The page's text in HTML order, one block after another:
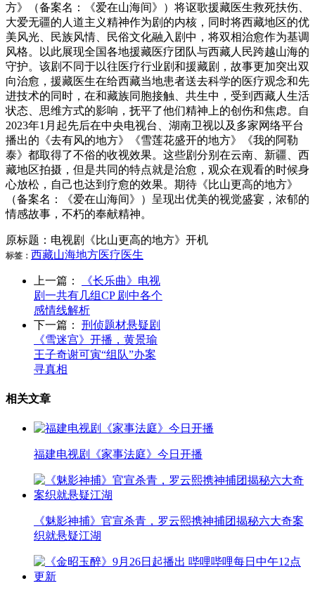
方》（备案名：《爱在山海间》）将讴歌援藏医生救死扶伤、
大爱无疆的人道主义精神作为剧的内核，同时将西藏地区的优
美风光、民族风情、民俗文化融入剧中，将双相治愈作为基调
风格。以此展现全国各地援藏医疗团队与西藏人民跨越山海的
守护。该剧不同于以往医疗行业剧和援藏剧，故事更加突出双
向治愈，援藏医生在给西藏当地患者送去科学的医疗观念和先
进技术的同时，在和藏族同胞接触、共生中，受到西藏人生活
状态、思维方式的影响，抚平了他们精神上的创伤和焦虑。自
2023年1月起先后在中央电视台、湖南卫视以及多家网络平台
播出的《去有风的地方》《雪莲花盛开的地方》《我的阿勒
泰》都取得了不俗的收视效果。这些剧分别在云南、新疆、西
藏地区拍摄，但是共同的特点就是治愈，观众在观看的时候身
心放松，自己也达到疗愈的效果。期待《比山更高的地方》
（备案名：《爱在山海间》）呈现出优美的视觉盛宴，浓郁的
情感故事，不朽的奉献精神。
原标题：电视剧《比山更高的地方》开机
标签： 西藏山海地方医疗医生
上一篇：
《长乐曲》电视
剧一共有几组CP 剧中各个
感情线解析
下一篇：
刑侦题材悬疑剧
《雪迷宫》开播，黄景瑜
王子奇谢可寅“组队”办案
寻真相
相关文章
福建电视剧《家事法庭》今日开播
《魅影神捕》官宣杀青，罗云熙携神捕团揭秘六大奇案
织就悬疑江湖